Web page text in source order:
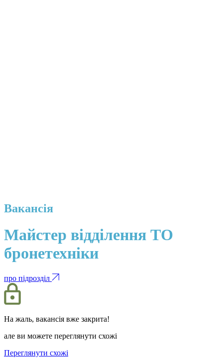
Вакансія
Майстер відділення ТО
бронетехніки
про підрозділ
На жаль, вакансія вже закрита!
але ви можете переглянути схожі
Переглянути схожі